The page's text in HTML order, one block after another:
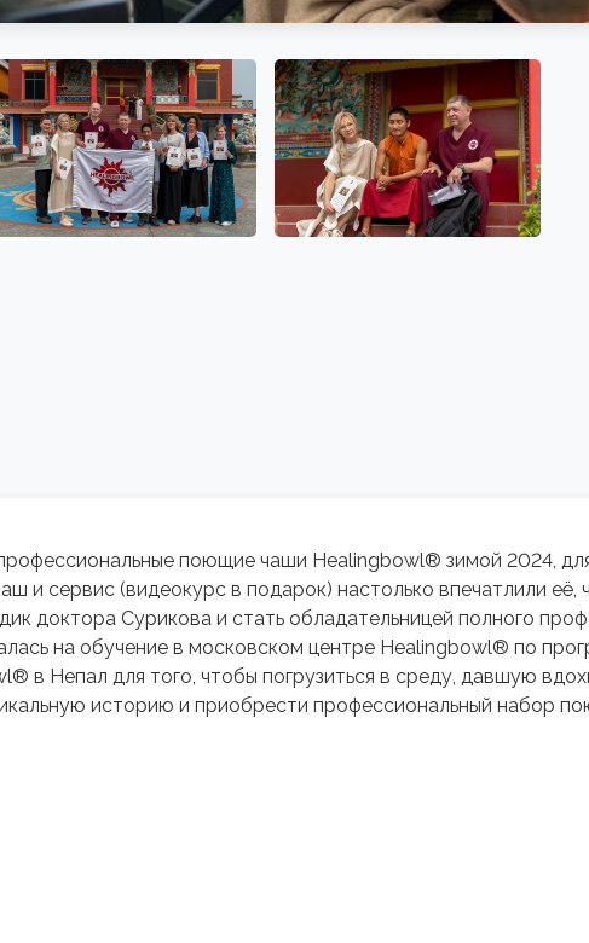
поющие чаши Healingbowl® зимой 2024,
и сервис (видеокурс в подарок) настолько впечатлили её,
доктора Сурикова и стать обладательницей полного
на обучение в московском центре Healingbowl® по
в Непал для того, чтобы погрузиться в среду, давшую
историю и приобрести профессиональный набор